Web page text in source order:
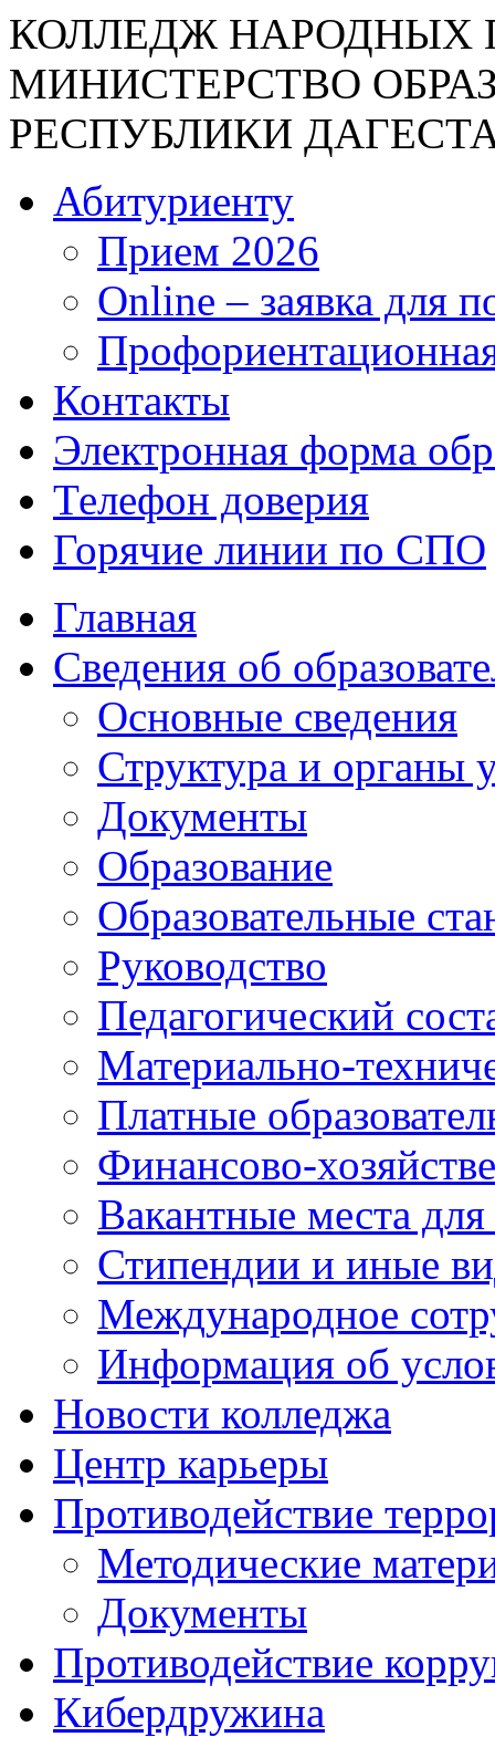
КОЛЛЕДЖ НАРОДНЫХ
МИНИСТЕРСТВО
РЕСПУБЛИКИ
Абитуриенту
Прием 2026
Online – заявка для
Контакты
Электронная форма
Телефон доверия
Горячие линии по СПО
Главная
Сведения об
Основные сведения
Структура и органы
Документы
Образование
Образовательные
Руководство
Педагогический
Материально-
Платные
Финансово-
Вакантные места
Стипендии и иные
Международное
Информация об
Новости колледжа
Центр карьеры
Противодействие
Методические
Документы
Противодействие
Кибердружина